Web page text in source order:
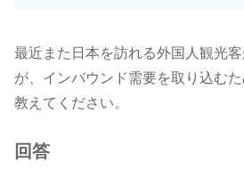
最近また日本を訪れる外国人観光
が、インバウンド需要を取り込む
教えてください。
回答